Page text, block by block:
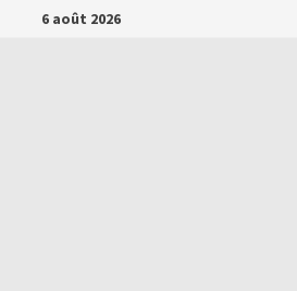
Passer6 août 2026